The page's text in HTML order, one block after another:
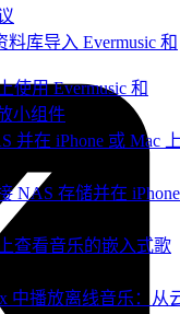
库导入 Evermusic 和
使用 Evermusic 和
小组件
并在 iPhone 或 Mac
NAS 存储并在 iPhone
查看音乐的嵌入式歌
中播放离线音乐：从